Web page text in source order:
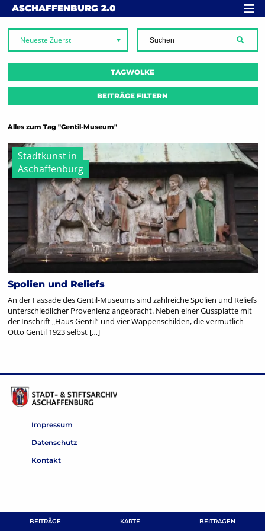
Skip to content
ASCHAFFENBURG 2.0
BEITRÄGE KARTE BEITRAGEN
MENÜ
TAGWOLKE
BEITRÄGE FILTERN
Alles zum Tag "Gentil-Museum"
Stadtkunst in
Aschaffenburg
Spolien und Reliefs
An der Fassade des Gentil-Museums sind zahlreiche Spolien und Reliefs
unterschiedlicher Provenienz angebracht. Neben einer Gussplatte mit
der Inschrift „Haus Gentil“ und vier Wappenschilden, die vermutlich
Otto Gentil 1923 selbst […]
Impressum
Datenschutz
Kontakt